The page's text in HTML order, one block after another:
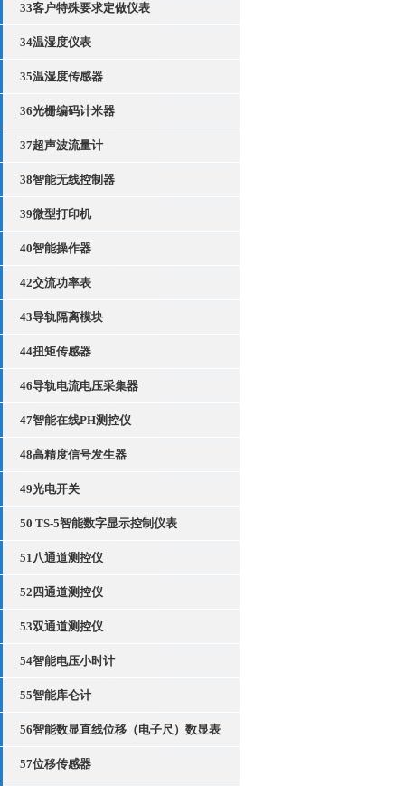
33客户特殊要求定做仪表
34温湿度仪表
35温湿度传感器
36光栅编码计米器
37超声波流量计
38智能无线控制器
39微型打印机
40智能操作器
42交流功率表
43导轨隔离模块
44扭矩传感器
46导轨电流电压采集器
47智能在线PH测控仪
48高精度信号发生器
49光电开关
50 TS-5智能数字显示控制仪表
51八通道测控仪
52四通道测控仪
53双通道测控仪
54智能电压小时计
55智能库仑计
56智能数显直线位移（电子尺）数显表
57位移传感器